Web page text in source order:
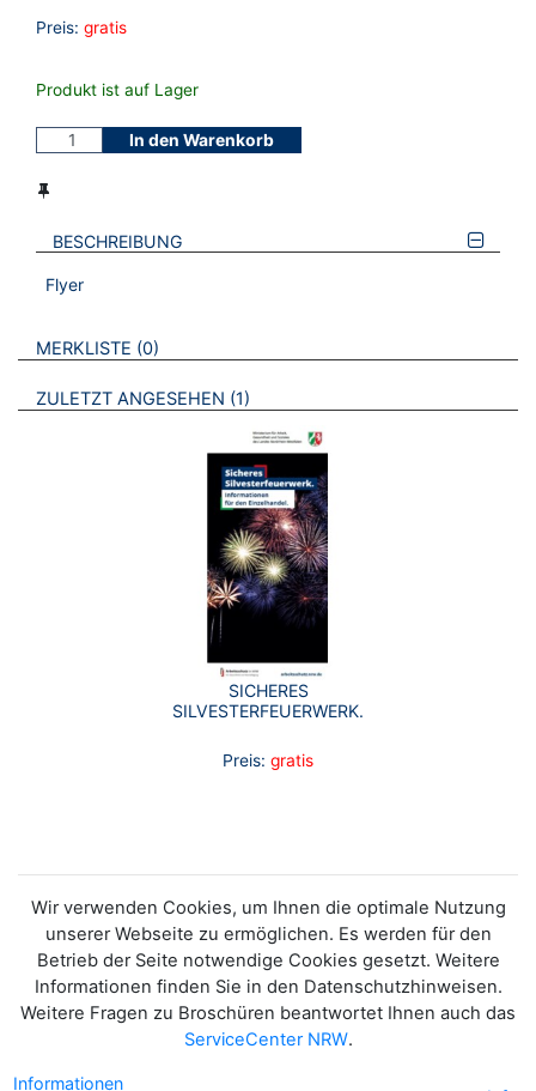
Preis: gratis
Produkt ist auf Lager
In den Warenkorb
BESCHREIBUNG
Flyer
VERWEISE AUF VERMERKTE- ODER ZULETZT ANGESEHENE
MERKLISTE 0 BROSCHÜREN
ZULETZT ANGESEHEN 1 BROSCHÜREN
SICHERES
SILVESTERFEUERWERK.
Preis: gratis
Wir verwenden Cookies, um Ihnen die optimale Nutzung
unserer Webseite zu ermöglichen. Es werden für den
Betrieb der Seite notwendige Cookies gesetzt. Weitere
Informationen finden Sie in den Datenschutzhinweisen.
Weitere Fragen zu Broschüren beantwortet Ihnen auch das
ServiceCenter NRW.
Informationen